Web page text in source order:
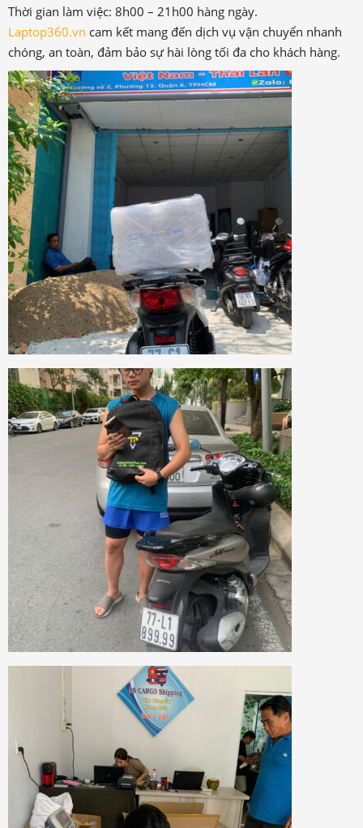
Thời gian làm việc: 8h00 – 21h00 hàng ngày.
Laptop360.vn cam kết mang đến dịch vụ vận chuyển nhanh
chóng, an toàn, đảm bảo sự hài lòng tối đa cho khách hàng.